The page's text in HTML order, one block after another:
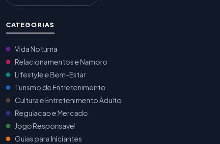
CATEGORIAS
Vida Noturna
Relacionamentos e Namoro
Lifestyle e Bem-Estar
Turismo de Entretenimento
Cultura e Entretenimento Adulto
Regulacao e Mercado
Jogo Responsavel
Guias para Iniciantes